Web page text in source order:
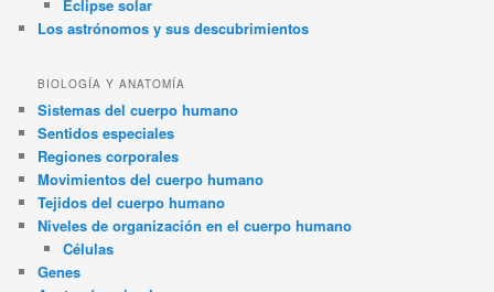
Eclipse solar
Los astrónomos y sus descubrimientos
BIOLOGÍA Y ANATOMÍA
Sistemas del cuerpo humano
Sentidos especiales
Regiones corporales
Movimientos del cuerpo humano
Tejidos del cuerpo humano
Niveles de organización en el cuerpo humano
Células
Genes